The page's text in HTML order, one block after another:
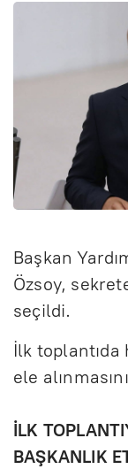
Başkan
Özsoy,
seçildi.
İlk toplantıda
ele
İLK
BAŞKANLIK